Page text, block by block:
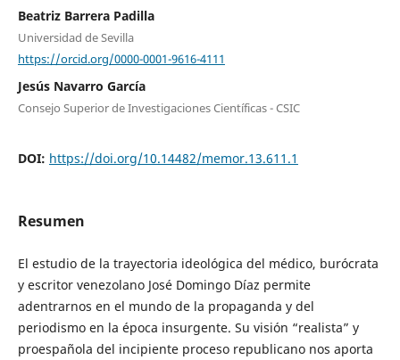
Beatriz Barrera Padilla
Universidad de Sevilla
https://orcid.org/0000-0001-9616-4111
Jesús Navarro García
Consejo Superior de Investigaciones Científicas - CSIC
DOI: https://doi.org/10.14482/memor.13.611.1
Resumen
El estudio de la trayectoria ideológica del médico, burócrata
y escritor venezolano José Domingo Díaz permite
adentrarnos en el mundo de la propaganda y del
periodismo en la época insurgente. Su visión “realista” y
proespañola del incipiente proceso republicano nos aporta